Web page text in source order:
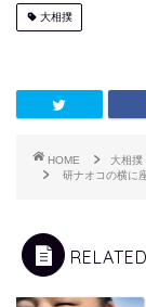
大相撲
HOME
大相撲
研ナオコの横に